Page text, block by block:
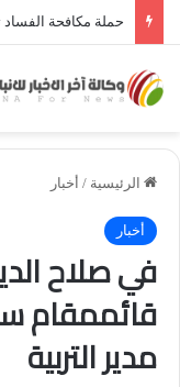
الرئيسية / أخبار
أخبار
في صلاح
قائممقام
مدير التربية